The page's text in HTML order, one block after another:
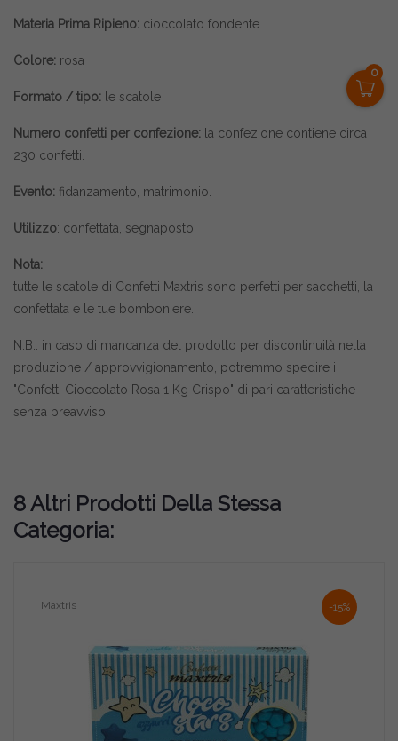
0
Materia Prima Ripieno: cioccolato fondente
Colore: rosa
Formato / tipo: le scatole
Numero confetti per confezione: la confezione contiene circa
230 confetti
Evento: fidanzamento, matrimonio.
Utilizzo: confettata, segnaposto
Nota:
tutte le scatole di Confetti Maxtris sono perfetti per sacchetti, la
confettata e le tue bomboniere.
N.B.: in caso di mancanza del prodotto per discontinuità nella
produzione / approvvigionamento, potremmo spedire i
"Confetti Cioccolato Rosa 1 Kg Crispo" di pari caratteristiche
senza preavviso.
8 Altri Prodotti Della Stessa
Categoria:
-15%
Maxtris